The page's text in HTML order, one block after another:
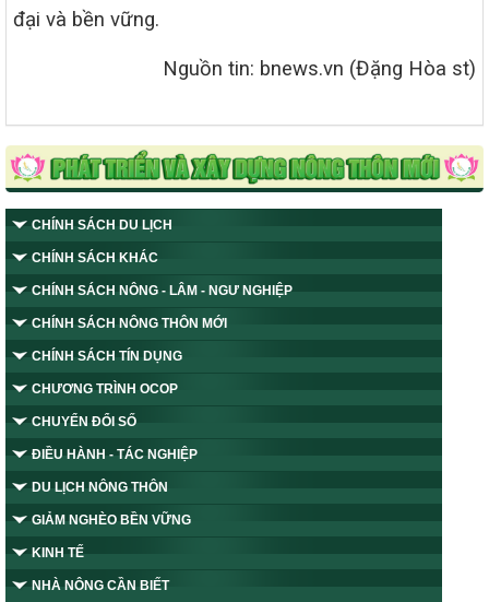
đại và bền vững.
Nguồn tin: bnews.vn (Đặng Hòa st)
CHÍNH SÁCH DU LỊCH
CHÍNH SÁCH KHÁC
CHÍNH SÁCH NÔNG - LÂM - NGƯ NGHIỆP
CHÍNH SÁCH NÔNG THÔN MỚI
CHÍNH SÁCH TÍN DỤNG
CHƯƠNG TRÌNH OCOP
CHUYỂN ĐỔI SỐ
ĐIỀU HÀNH - TÁC NGHIỆP
DU LỊCH NÔNG THÔN
GIẢM NGHÈO BỀN VỮNG
KINH TẾ
NHÀ NÔNG CẦN BIẾT